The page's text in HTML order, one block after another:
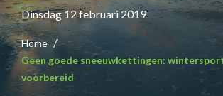
Dinsdag 12 februari 2019
Home
Geen goede sneeuwkettingen:
voorbereid